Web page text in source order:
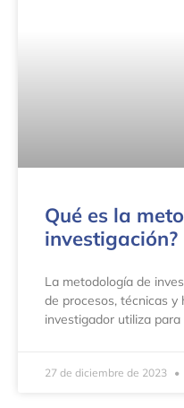
Qué es la
investigación?
La metodología de
de procesos, técnicas y
investigador utiliza
27 de diciembre de 2023